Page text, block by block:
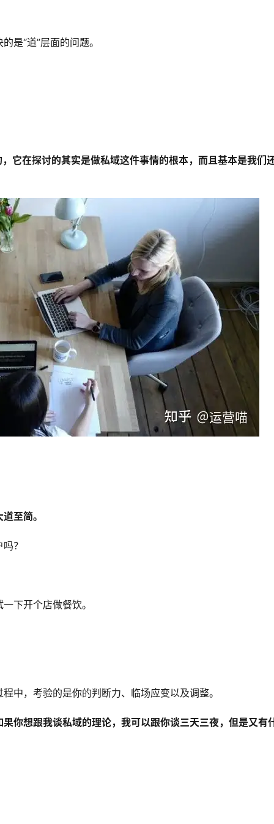
是“道”层面的问题。
它在探讨的其实是做私域这件事情的根本，而且基本是我们
至简。
？
下开个店做餐饮。
中，考验的是你的判断力、临场应变以及调整。
你想跟我谈私域的理论，我可以跟你谈三天三夜，但是又有